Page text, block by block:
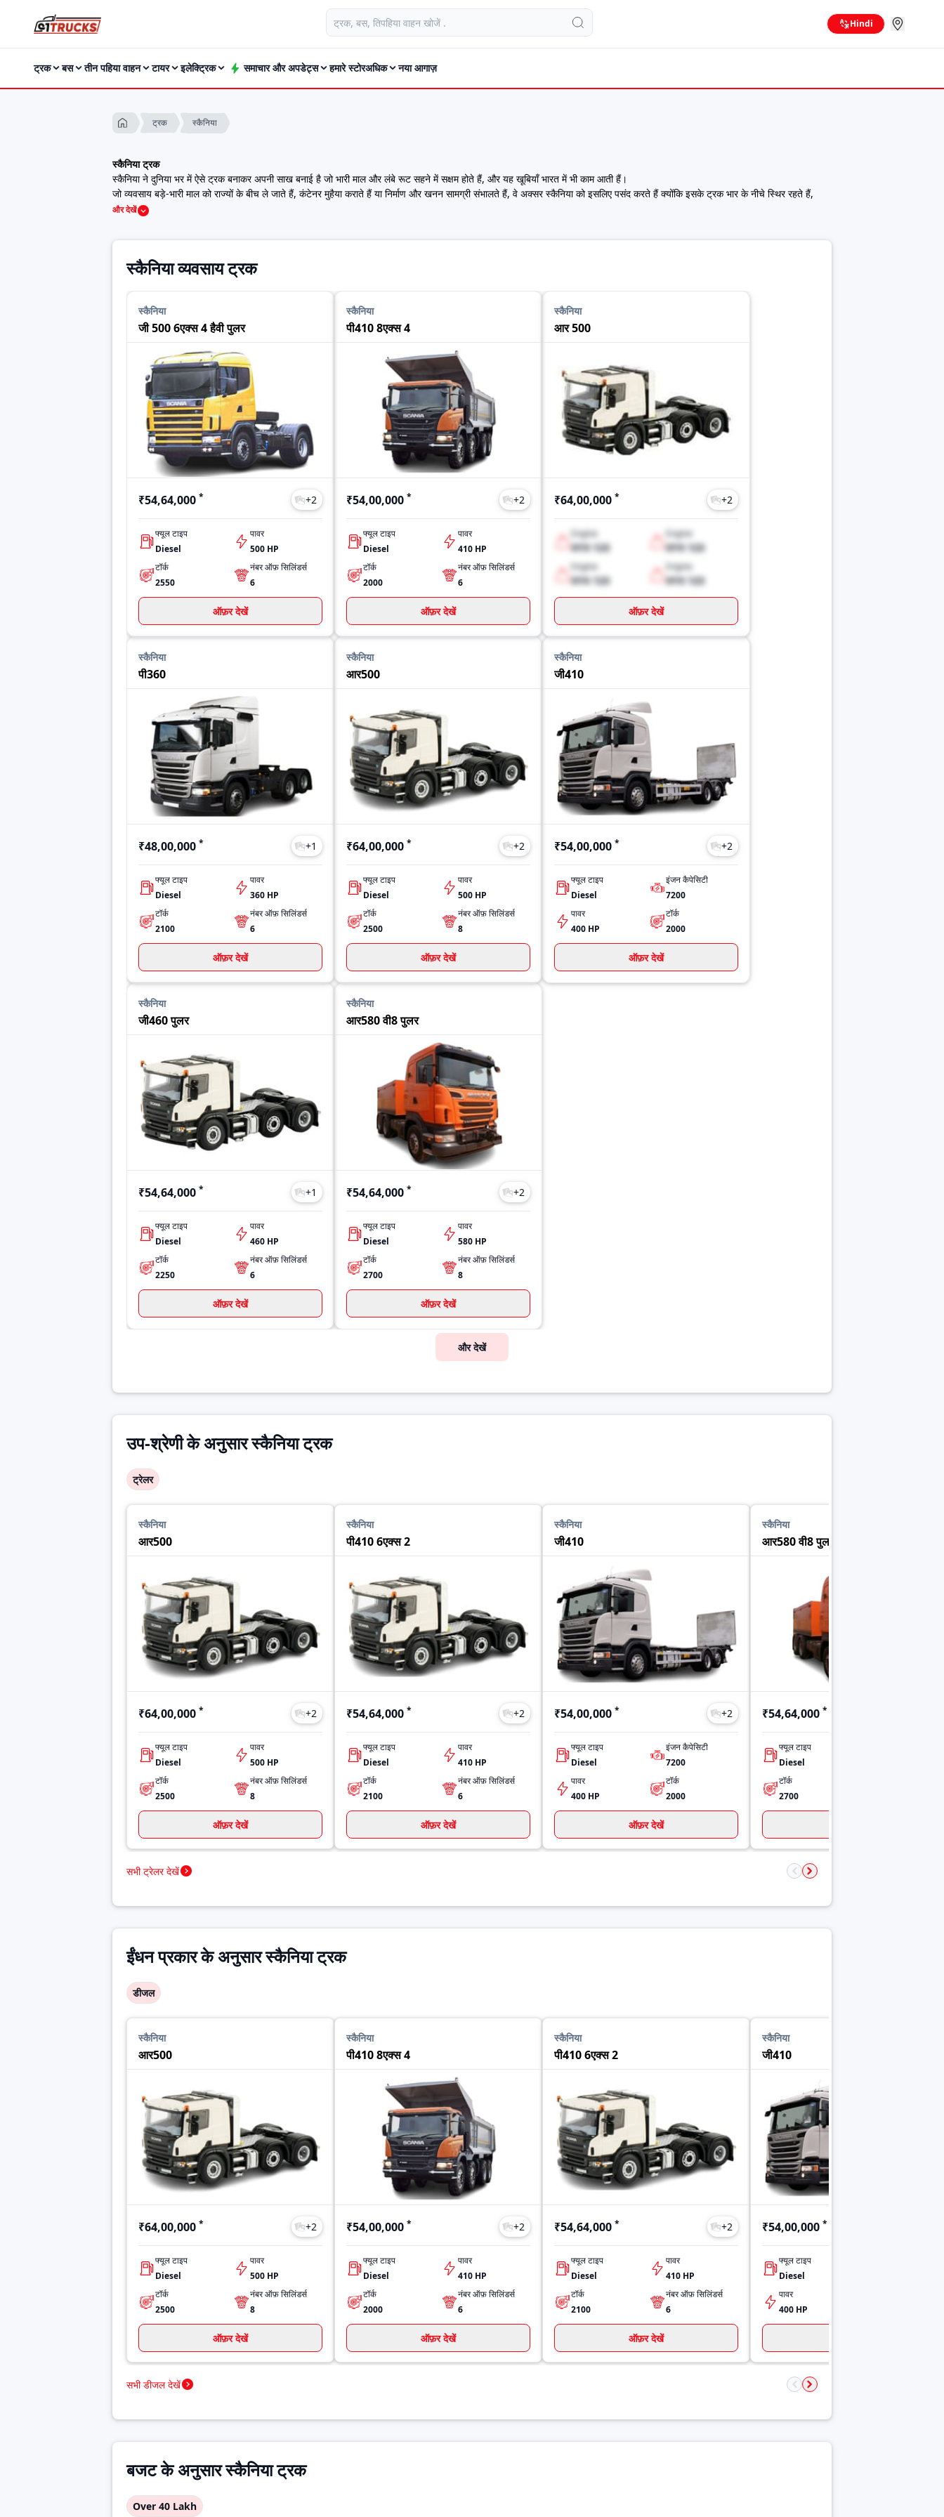
Hindi
ट्रक बस तीन पहिया वाहन टायर इलेक्ट्रिक समाचार और अपडेट्स हमारे स्टोरअधिक नया आगाज़
ट्रक स्कैनिया
स्कैनिया ट्रक
स्कैनिया ने दुनिया भर में ऐसे ट्रक बनाकर अपनी साख बनाई है जो भारी माल और लंबे रूट सहने में सक्षम होते हैं, और यह खूबियाँ भारत में भी काम आती हैं।
जो व्यवसाय बड़े-भारी माल को राज्यों के बीच ले जाते हैं, कंटेनर मुहैया कराते हैं या निर्माण और खनन सामग्री संभालते हैं, वे अक्सर स्कैनिया को इसलिए पसंद करते हैं क्योंकि इसके ट्रक भार के नीचे स्थिर रहते हैं,
भरोसेमंद खींचतान देते हैं और लंबे कामकाज के दौरान भी टिकाऊ बने रहते हैं।
स्कैनिया ट्रक कीमत भारत में 2026
Model
Price
आर 500
₹48,00,000
₹64,00,000
Last Updated: Jul 27, 2026
और देखें
स्कैनिया व्यवसाय ट्रक
स्कैनिया
जी 500 6एक्स 4 हैवी पुलर
₹54,64,000 * +2
फ्यूल टाइप
Diesel
पावर
500 HP
टॉर्क
2550
नंबर ऑफ़ सिलिंडर्स
6
ऑफ़र देखें
स्कैनिया
पी410 8एक्स 4
₹54,00,000 * +2
फ्यूल टाइप
Diesel
पावर
410 HP
टॉर्क
2000
नंबर ऑफ़ सिलिंडर्स
6
ऑफ़र देखें
स्कैनिया
आर 500
₹64,00,000 * +2
Engine
XYX 123
Engine
XYX 123
Engine
XYX 123
Engine
XYX 123
ऑफ़र देखें
स्कैनिया
पी360
₹48,00,000 * +1
फ्यूल टाइप
Diesel
पावर
360 HP
टॉर्क
2100
नंबर ऑफ़ सिलिंडर्स
6
ऑफ़र देखें
स्कैनिया
आर500
₹64,00,000 * +2
फ्यूल टाइप
Diesel
पावर
500 HP
टॉर्क
2500
नंबर ऑफ़ सिलिंडर्स
8
ऑफ़र देखें
स्कैनिया
जी410
₹54,00,000 * +2
फ्यूल टाइप
Diesel
इंजन कैपेसिटी
7200
पावर
400 HP
टॉर्क
2000
ऑफ़र देखें
स्कैनिया
जी460 पुलर
₹54,64,000 * +1
फ्यूल टाइप
Diesel
पावर
460 HP
टॉर्क
2250
नंबर ऑफ़ सिलिंडर्स
6
ऑफ़र देखें
स्कैनिया
आर580 वी8 पुलर
₹54,64,000 * +2
फ्यूल टाइप
Diesel
पावर
580 HP
टॉर्क
2700
नंबर ऑफ़ सिलिंडर्स
8
ऑफ़र देखें
और देखें
उप-श्रेणी के अनुसार स्कैनिया ट्रक
ट्रेलर
स्कैनिया
आर500
₹64,00,000 * +2
फ्यूल टाइप
Diesel
पावर
500 HP
टॉर्क
2500
नंबर ऑफ़ सिलिंडर्स
8
ऑफ़र देखें
स्कैनिया
पी410 6एक्स 2
₹54,64,000 * +2
फ्यूल टाइप
Diesel
पावर
410 HP
टॉर्क
2100
नंबर ऑफ़ सिलिंडर्स
6
ऑफ़र देखें
स्कैनिया
जी410
₹54,00,000 * +2
फ्यूल टाइप
Diesel
इंजन कैपेसिटी
7200
पावर
400 HP
टॉर्क
2000
ऑफ़र देखें
स्कैनिया
आर580 वी8 पुलर
₹54,64,000 *
फ्यूल टाइप
Diesel
टॉर्क
2700
सभी ट्रेलर देखें
ईंधन प्रकार के अनुसार स्कैनिया ट्रक
डीजल
स्कैनिया
आर500
₹64,00,000 * +2
फ्यूल टाइप
Diesel
पावर
500 HP
टॉर्क
2500
नंबर ऑफ़ सिलिंडर्स
8
ऑफ़र देखें
स्कैनिया
पी410 8एक्स 4
₹54,00,000 * +2
फ्यूल टाइप
Diesel
पावर
410 HP
टॉर्क
2000
नंबर ऑफ़ सिलिंडर्स
6
ऑफ़र देखें
स्कैनिया
पी410 6एक्स 2
₹54,64,000 * +2
फ्यूल टाइप
Diesel
पावर
410 HP
टॉर्क
2100
नंबर ऑफ़ सिलिंडर्स
6
ऑफ़र देखें
स्कैनिया
जी410
₹54,00,000 *
फ्यूल टाइप
Diesel
पावर
400 HP
सभी डीजल देखें
बजट के अनुसार स्कैनिया ट्रक
Over 40 Lakh